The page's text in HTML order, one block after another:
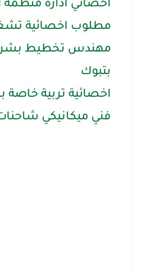
اخصائي ادارة منظمة
مطلوب اخصائية
مهندس تخطيط
بتبوك
اخصائية تربية خاصة
فني ميكانيكي